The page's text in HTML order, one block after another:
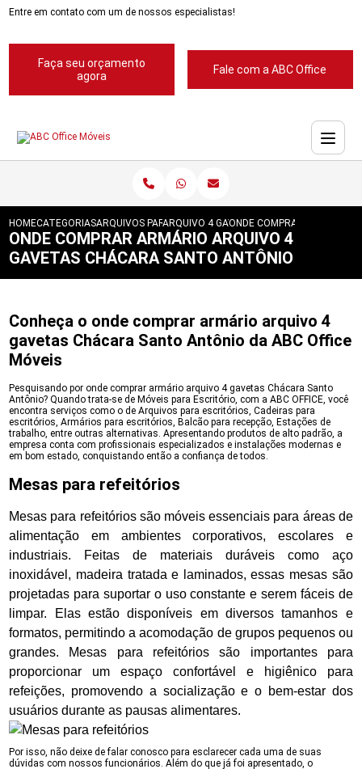
Entre em contato com um de nossos especialistas!
Faça seu orçamento
agora
Fale com a ABC Office
HOMECATEGORIASARQUIVOS PARA ESCRITORIOS
ARQUIVO 4 GAVETAS PARA ESCRITORIOS
ONDE COMPRAR ARMARIO
ONDE COMPRAR ARMÁRIO ARQUIVO 4
GAVETAS CHÁCARA SANTO ANTÔNIO
Conheça o onde comprar armário arquivo 4
gavetas Chácara Santo Antônio da ABC Office
Móveis
Pesquisando por onde comprar armário arquivo 4 gavetas Chácara Santo
Antônio? Quando trata-se de Móveis para Escritório, com a ABC OFFICE, você
encontra serviços como o de Arquivos para escritórios, Cadeiras para
escritórios, Armários para escritórios, Balcão para recepção, Estações de
trabalho, entre outras alternativas. Apresentando produtos de alto padrão, a
empresa conta com profissionais especializados e instalações modernas e
em bom estado, conquistando então a confiança de todos.
Mesas para refeitórios
Mesas para refeitórios são móveis essenciais para áreas de
alimentação em ambientes corporativos, escolares e
industriais. Feitas de materiais duráveis como aço
inoxidável, madeira tratada e laminados, essas mesas são
projetadas para suportar o uso constante e serem fáceis de
limpar. Elas estão disponíveis em diversos tamanhos e
formatos, permitindo a acomodação de grupos pequenos ou
grandes. Mesas para refeitórios são importantes para
proporcionar um espaço confortável e higiênico para
refeições, promovendo a socialização e o bem-estar dos
usuários durante as pausas alimentares.
Por isso, não deixe de falar conosco para esclarecer cada uma de suas
dúvidas com nossos funcionários. Além do que já foi apresentado, o